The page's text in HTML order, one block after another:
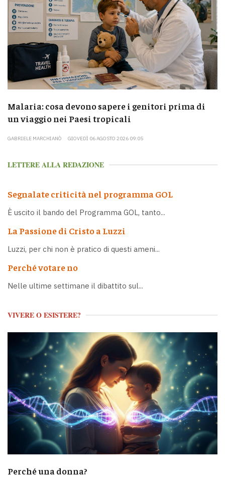
Malaria: cosa devono sapere i genitori prima di
un viaggio nei Paesi tropicali
GABRIELE MARCHIANÒ GIOVEDÌ 06 AGOSTO 2026 09:05
LETTERE ALLA REDAZIONE
Segnalate criticità nel programma GOL
È uscito il bando del Programma GOL, tanto...
La Passione di Cristo a Luzzi
Luzzi, per chi non è pratico di questi ameni...
Perché votare no
Nelle ultime settimane il dibattito sul...
VIVERE O ESISTERE?
Perché una donna?